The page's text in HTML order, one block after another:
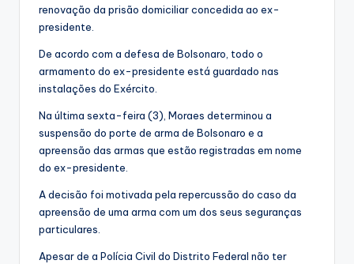
renovação da prisão domiciliar concedida ao ex-
presidente.
De acordo com a defesa de Bolsonaro, todo o
armamento do ex-presidente está guardado nas
instalações do Exército.
Na última sexta-feira (3), Moraes determinou a
suspensão do porte de arma de Bolsonaro e a
apreensão das armas que estão registradas em nome
do ex-presidente.
A decisão foi motivada pela repercussão do caso da
apreensão de uma arma com um dos seus seguranças
particulares.
Apesar de a Polícia Civil do Distrito Federal não ter